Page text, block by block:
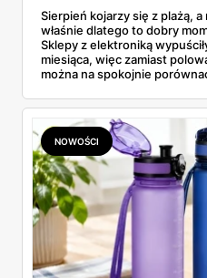
Sierpień kojarzy się z plażą, a
właśnie dlatego to dobry
Sklepy z elektroniką
miesiąca, więc zamiast
można na spokojnie
znalazłam, z cenami i
NOWOŚCI